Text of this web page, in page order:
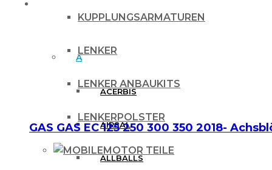
KUPPLUNGSARMATUREN
LENKER
LENKER ANBAUKITS
LENKERPOLSTER
MOTOR TEILE
A
ACERBIS
AIRSAL
ALLBALLS
GAS GAS EC 125 250 300 350 2018-